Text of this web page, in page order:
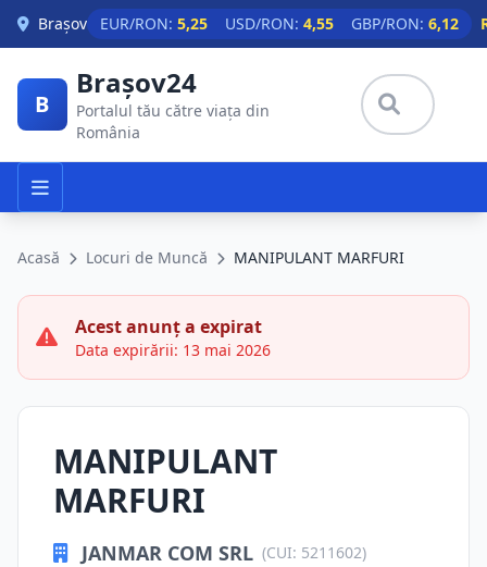
Skip to main content
Brașov EUR/RON: 5,25 USD/RON: 4,55 GBP/RON: 6,12
B
Brașov24
Portalul tău către viața din
România
Acasă Locuri de Muncă MANIPULANT MARFURI
Acest anunț a expirat
Data expirării: 13 mai 2026
MANIPULANT
MARFURI
JANMAR COM SRL (CUI: 5211602)